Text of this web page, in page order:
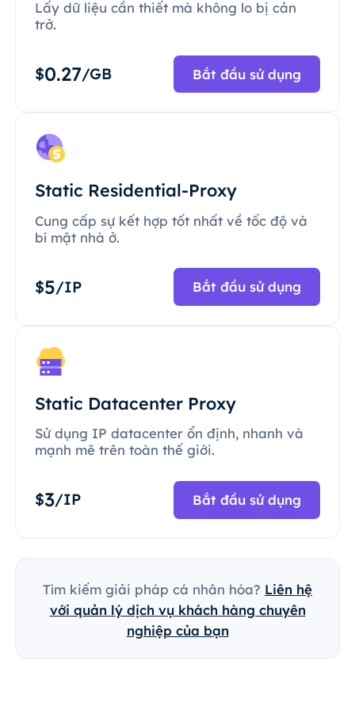
Lấy dữ liệu cần thiết mà không lo bị cản
trở.
$0.27/GB Bắt đầu sử dụng
Static Residential-Proxy
Cung cấp sự kết hợp tốt nhất về tốc độ và
bí mật nhà ở.
$5/IP Bắt đầu sử dụng
Static Datacenter Proxy
Sử dụng IP datacenter ổn định, nhanh và
mạnh mẽ trên toàn thế giới.
$3/IP Bắt đầu sử dụng
Tìm kiếm giải pháp cá nhân hóa? Liên hệ
với quản lý dịch vụ khách hàng chuyên
nghiệp của bạn